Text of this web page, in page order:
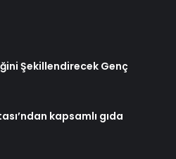
Şekillendirecek Genç
kapsamlı gıda